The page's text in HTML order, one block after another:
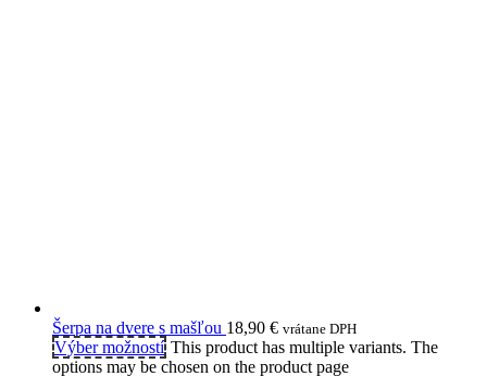
Šerpa na dvere s mašľou 18,90 € vrátane DPH
Výber možností This product has multiple variants. The
options may be chosen on the product page